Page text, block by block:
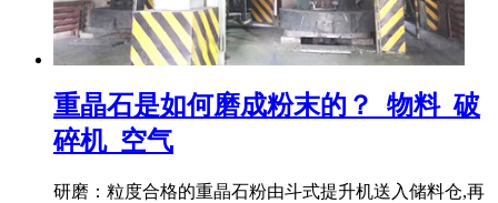
重晶石是如何磨成粉末的？_物料_破
碎机_空气
研磨：粒度合格的重晶石粉由斗式提升机送入储料仓,再